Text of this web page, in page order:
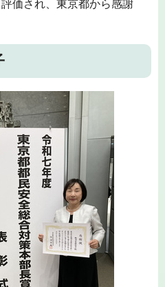
価され、東京都から感謝